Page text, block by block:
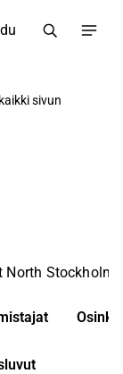
sivun
North Stockholm
Osinko